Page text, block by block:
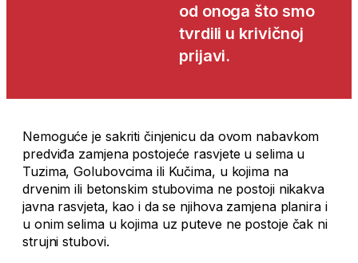
od onoga što smo
tvrdili u krivičnoj
prijavi.
Nemoguće je sakriti činjenicu da ovom nabavkom
predviđa zamjena postojeće rasvjete u selima u
Tuzima, Golubovcima ili Kučima, u kojima na
drvenim ili betonskim stubovima ne postoji nikakva
javna rasvjeta, kao i da se njihova zamjena planira i
u onim selima u kojima uz puteve ne postoje čak ni
strujni stubovi.